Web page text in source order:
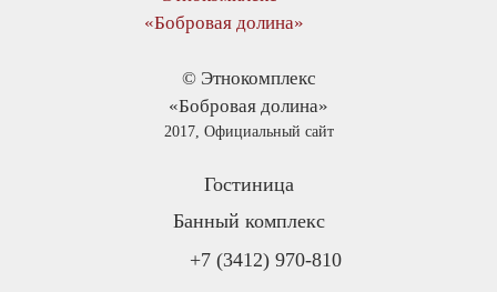
© Этнокомплекс
«Бобровая долина»
2017, Официальный сайт
Гостиница
Банный комплекс
+7 (3412) 970-810